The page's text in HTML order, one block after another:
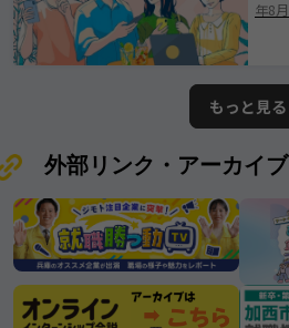
値創
が
存在
年8
の情
会社
もっと見る
外部リンク・アーカイブ